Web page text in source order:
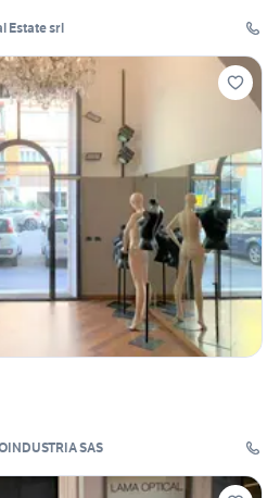
Estate srl
SAS